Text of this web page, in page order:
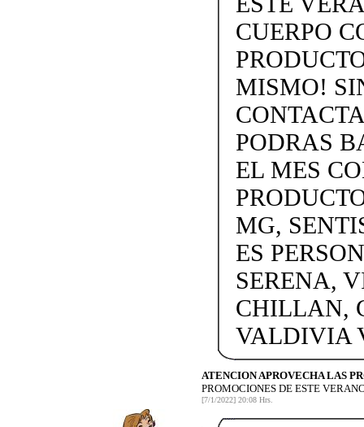
CUERPO
MISMO!
PODRAS
EL MES
MG,
ES
SERENA,
CHILLAN,
VALDIVIA
ATENCION APROVECHA LAS
PROMOCIONES DE ESTE
[7/1/2022] 20:08 Hrs.